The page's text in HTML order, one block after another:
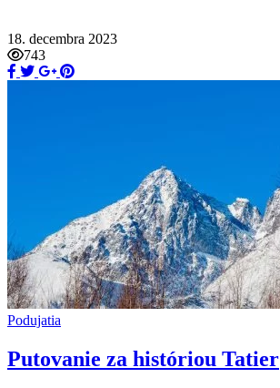
18. decembra 2023
743
Podujatia
Putovanie za históriou Tatier